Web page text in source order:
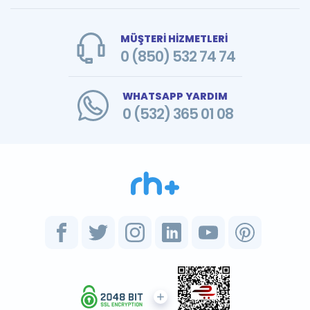
MÜŞTERİ HİZMETLERİ
0 (850) 532 74 74
WHATSAPP YARDIM
0 (532) 365 01 08